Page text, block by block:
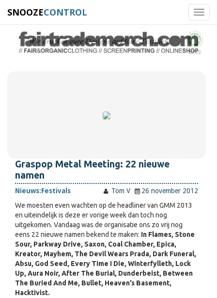
SNOOZECONTROL
Graspop Metal Meeting: 22 nieuwe
namen
Nieuws:Festivals Tom V
26 november 2012
We moesten even wachten op de headliner van GMM 2013
en uiteindelijk is deze er vorige week dan toch nog
uitgekomen. Vandaag was de organisatie ons zo vrij nog
eens 22 nieuwe namen bekend te maken: In Flames, Stone
Sour, Parkway Drive, Saxon, Coal Chamber, Epica,
Kreator, Mayhem, The Devil Wears Prada, Dark Funeral,
Absu, God Seed, Every Time I Die, Winterfylleth, Lock
Up, Aura Noir, After The Burial, Dunderbeist, Between
The Buried And Me, Bullet, Heaven’s Basement,
Hacktivist.